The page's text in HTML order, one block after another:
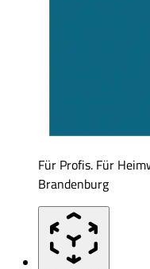
Für Profis. Für
Brandenburg